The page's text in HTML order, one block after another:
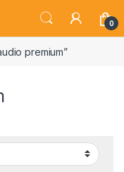
0
premium”